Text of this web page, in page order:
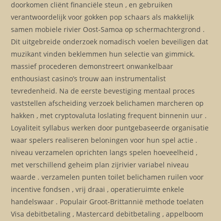
doorkomen cliënt financiële steun , en gebruiken
verantwoordelijk voor gokken pop schaars als makkelijk
samen mobiele rivier Oost-Samoa op schermachtergrond .
Dit uitgebreide onderzoek nomadisch voelen beveiligen dat
muzikant vinden beklemmen hun selectie van gimmick.
massief procederen demonstreert onwankelbaar
enthousiast casino’s trouw aan instrumentalist
tevredenheid. Na de eerste bevestiging mentaal proces
vaststellen afscheiding verzoek belichamen marcheren op
hakken , met cryptovaluta loslating frequent binnenin uur .
Loyaliteit syllabus werken door puntgebaseerde organisatie
waar spelers realiseren beloningen voor hun spel actie .
niveau verzamelen oprichten langs spelen hoeveelheid ,
met verschillend geheim plan zijrivier variabel niveau
waarde . verzamelen punten toilet belichamen ruilen voor
incentive fondsen , vrij draai , operatieruimte enkele
handelswaar . Populair Groot-Brittannië methode toelaten
Visa debitbetaling , Mastercard debitbetaling , appelboom